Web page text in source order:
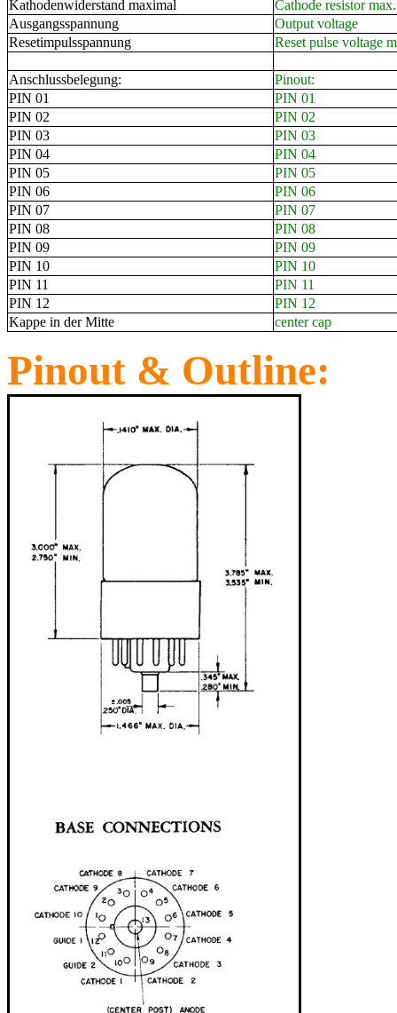
Kathodenwiderstand maximal
Cathode resistor max.
Ausgangsspannung
Output voltage
Resetimpulsspannung
Reset pulse voltage
Anschlussbelegung:
Pinout:
PIN 01
PIN 01
PIN 02
PIN 02
PIN 03
PIN 03
PIN 04
PIN 04
PIN 05
PIN 05
PIN 06
PIN 06
PIN 07
PIN 07
PIN 08
PIN 08
PIN 09
PIN 09
PIN 10
PIN 10
PIN 11
PIN 11
PIN 12
PIN 12
Kappe in der Mitte
center cap
Pinout & Outline: